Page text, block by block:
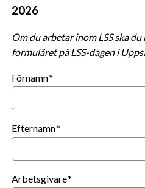
2026
Om du arbetar inom LSS ska
formuläret påLSS-dagen i
Förnamn
Efternamn
Arbetsgivare